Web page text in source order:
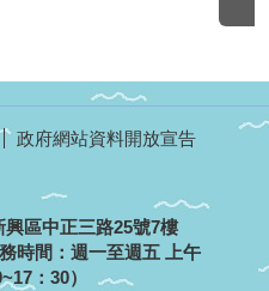
政府網站資料開放宣告
區中正三路25號7樓
時間：週一至週五 上午
：30）